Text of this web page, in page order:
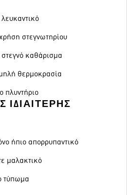
στεγνωτηρίου
καθάρισμα
θερμοκρασία
πλυντήριο
ήπιο απορρυπαντικό
μαλακτικό
τύπωμα